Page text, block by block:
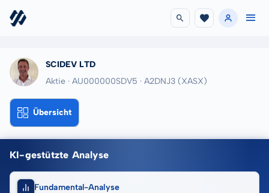
SCIDEV LTD
Aktie · AU000000SDV5 · A2DNJ3 (XASX)
Übersicht
KI-gestützte Analyse
Fundamental-Analyse